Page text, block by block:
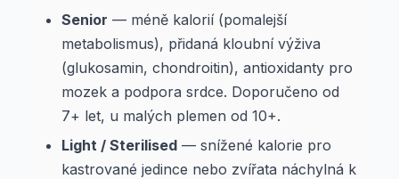
Senior — méně kalorií (pomalejší
metabolismus), přidaná kloubní výživa
(glukosamin, chondroitin), antioxidanty pro
mozek a podpora srdce. Doporučeno od
7+ let, u malých plemen od 10+.
Light / Sterilised — snížené kalorie pro
kastrované jedince nebo zvířata náchylná k